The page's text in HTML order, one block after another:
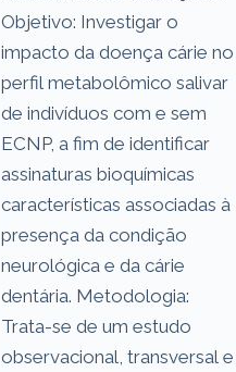
Objetivo: Investigar o
impacto da doença cárie no
perfil metabolômico salivar
de indivíduos com e sem
ECNP, a fim de identificar
assinaturas bioquímicas
características associadas à
presença da condição
neurológica e da cárie
dentária. Metodologia:
Trata-se de um estudo
observacional, transversal e